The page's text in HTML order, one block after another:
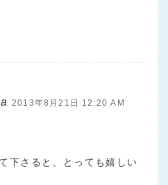
2013年8月21日 12:20 AM
下さると、とっても嬉しい